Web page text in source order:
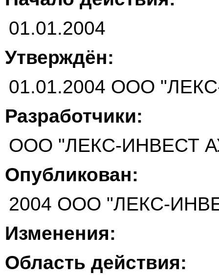
01.01.2004
Утверждён:
01.01.2004 ООО
Разработчики:
ООО "ЛЕКС-ИНВЕСТ
Опубликован:
2004 ООО "ЛЕКС-
Изменения:
Область действия: